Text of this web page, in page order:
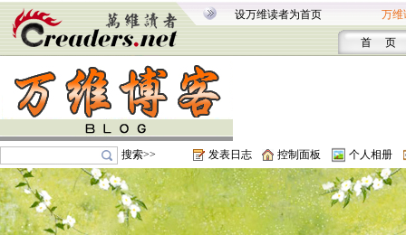
设万维读者为首页 万维
首 页
搜索>> 发表日志 控制面板 个人相册